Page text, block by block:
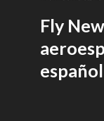
Fly
español